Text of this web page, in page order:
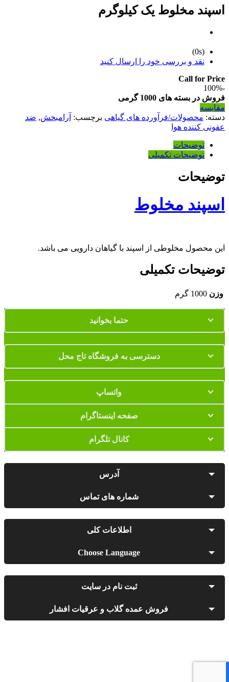
اسپند مخلوط یک کیلوگرم
(0s)
نقد و بررسی خود را ارسال کنید
Call for Price
-100%
فروش در بسته های 1000 گرمی
مقایسه
دسته: محصولات/فرآورده های گیاهی برچسب: آرامبخش, ضد
عفونی کننده هوا
توضیحات
توضیحات تکمیلی
توضیحات
اسپند مخلوط
این محصول مخلوطی از اسپند با گیاهان دارویی می باشد.
توضیحات تکمیلی
وزن 1000 گرم
حتما بخوانید
دسترسی به فروشگاه تاج محل
واتساپ
صفحه اینستاگرام
کانال تلگرام
آدرس
شماره های تماس
اطلاعات کلی
Choose Language
ثبت نام در سایت
فروش عمده گلاب و عرقیات افشار